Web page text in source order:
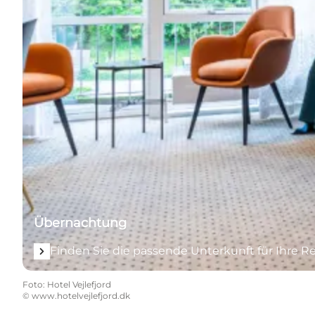
Übernachtung
Finden Sie die passende Unterkunft für Ihre
Foto: Hotel Vejlefjord
© www.hotelvejlefjord.dk